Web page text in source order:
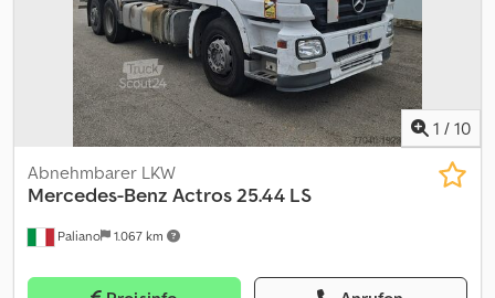
1 / 10
Paliano 1.067 km
Abnehmbarer LKW
Mercedes-Benz Actros 25.44 LS